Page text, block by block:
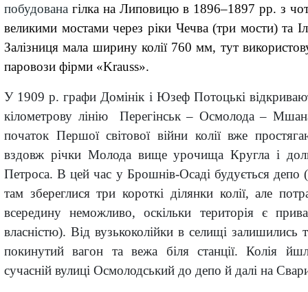
побудована гілка на Липовицю в 1896–1897 рр. з
великими мостами через ріки Чечва (три мости) та
Залізниця мала ширинуколії 760 мм, тутв
паровози фірми «Krauss».
У 1909 р. графи Домінік і Юзеф Потоцькі
кілометрову лінію Перегінськ– Осмолода – Мшан
початок Першої світової війни колії вже
вздовж річки Молода вище урочища Кругла і
Петроса. В цей час у Брошнів-Осаді будується депо
там збереглися три короткі ділянки колії, але
всередину неможливо, оскільки територія є
власністю). Від вузькоколійки в селищі залишились
покинутий вагон та вежа біля станції. Колія
сучасній вулиці Осмолодський до депо й далі на